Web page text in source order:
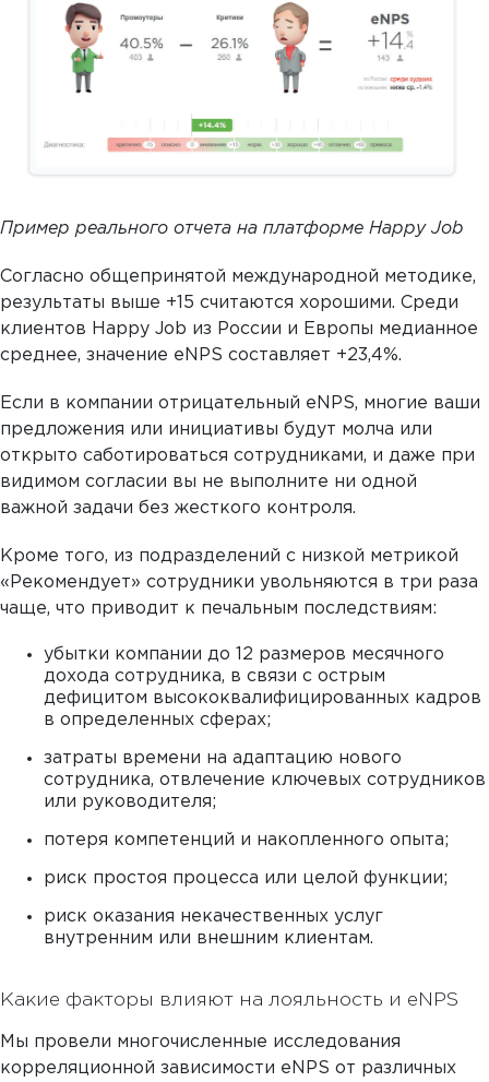
Пример реального отчета на платформе Happy Job
Согласно общепринятой международной методике,
результаты выше +15 считаются хорошими. Среди
клиентов Happy Job из России и Европы медианное
среднее, значение eNPS составляет +23,4%.
Если в компании отрицательный eNPS, многие ваши
предложения или инициативы будут молча или
открыто саботироваться сотрудниками, и даже при
видимом согласии вы не выполните ни одной
важной задачи без жесткого контроля.
Кроме того, из подразделений с низкой метрикой
«Рекомендует» сотрудники увольняются в три раза
чаще, что приводит к печальным последствиям:
убытки компании до 12 размеров месячного
дохода сотрудника, в связи с острым
дефицитом высококвалифицированных кадров
в определенных сферах;
затраты времени на адаптацию нового
сотрудника, отвлечение ключевых сотрудников
или руководителя;
потеря компетенций и накопленного опыта;
риск простоя процесса или целой функции;
риск оказания некачественных услуг
внутренним или внешним клиентам.
Какие факторы влияют на лояльность и eNPS
Мы провели многочисленные исследования
корреляционной зависимости eNPS от различных